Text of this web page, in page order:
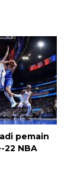
pemain
NBA